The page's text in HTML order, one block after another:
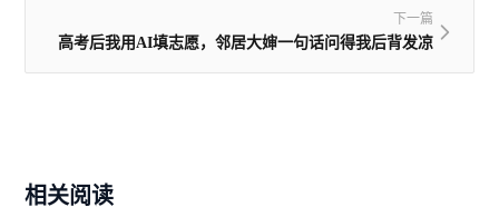
下一篇
高考后我用AI填志愿，邻居大婶一句话问得我后背发凉
相关阅读